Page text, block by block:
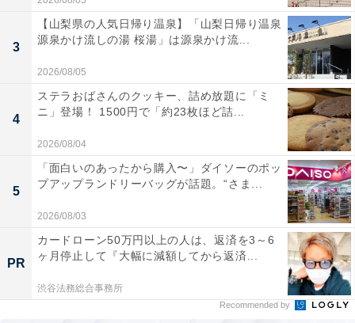
3
【山梨県の人気日帰り温泉】「山梨日帰り温泉
源泉かけ流しの湯 桜湯」は源泉かけ流...
2026/08/05
4
ステラおばさんのクッキー、詰め放題に「ミ
ニ」登場！ 1500円で「約23枚ほど詰...
2026/08/04
5
「面白いのあったから購入〜」ダイソーのポッ
プアップランドリーバッグが話題。“さま...
2026/08/03
PR
カードローン50万円以上の人は、返済を3～6
ヶ月停止して『大幅に減額してから返済...
渋谷法務総合事務所
Recommended by